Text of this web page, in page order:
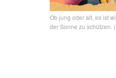
Ob jung oder alt, es ist
der Sonne zu schützen.